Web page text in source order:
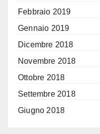
Febbraio 2019
Gennaio 2019
Dicembre 2018
Novembre 2018
Ottobre 2018
Settembre 2018
Giugno 2018